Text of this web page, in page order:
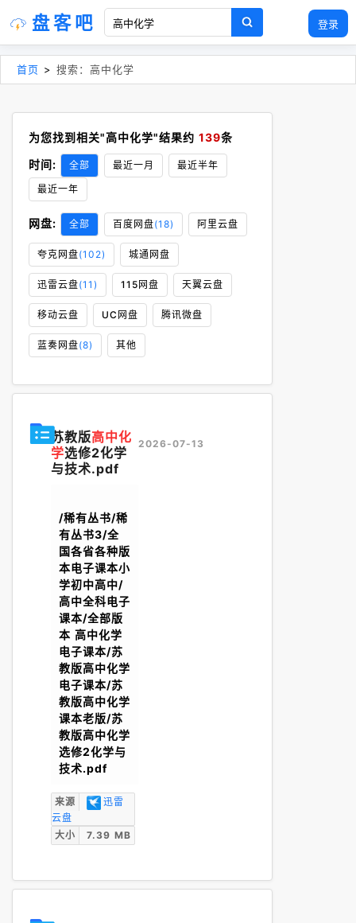
登录
盘客吧
首页 > 搜索：高中化学
为您找到相关"高中化学"结果约 139条
时间:
全部 最近一月
最近半年
最近一年
网盘: 全部 百度网盘(18) 阿里云盘
夸克网盘(102) 城通网盘
迅雷云盘(11) 115网盘 天翼云盘
移动云盘 UC网盘 腾讯微盘
蓝奏网盘(8) 其他
苏教版高中化
学选修2化学
与技术.pdf
/稀有丛书/稀
有丛书3/全
国各省各种版
本电子课本小
学初中高中/
高中全科电子
课本/全部版
本 高中化学
电子课本/苏
教版高中化学
电子课本/苏
教版高中化学
课本老版/苏
教版高中化学
选修2化学与
技术.pdf
来源
迅雷
云盘
大小
7.39 MB
2026-07-13